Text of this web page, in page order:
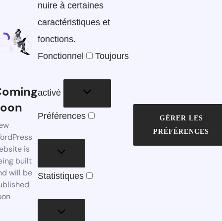
is
built
will be
nuire à certaines
caractéristiques et
fonctions.
Fonctionnel
Fonctionnel
Toujours
activé
Préférences Préférences
Statistiques Statistiques
GÉRER LES
PRÉFÉRENCES